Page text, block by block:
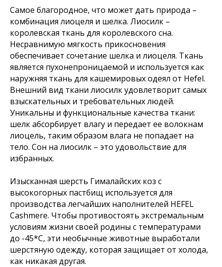
Самое благородное, что может дать природа –
комбинация лиоцеля и шелка. Лиосилк –
королевская ткань для королевского сна.
Несравнимую мягкость прикосновения
обеспечивает сочетание шелка и лиоцеля. Ткань
является пухонепроницаемой и используется как
наружняя ткань для кашемировых одеял от Hefel.
Внешний вид ткани лиосилк удовлетворит самых
взыскательных и требовательных людей.
Уникальны и функциональные качества ткани:
шелк абсорбирует влагу и передает ее волокнам
лиоцель, таким образом влага не попадает на
тело. Сон на лиосилк – это удовольствие для
избранных.
Изысканная шерсть Гималайских коз с
высокогорных пастбищ используется для
производства легчайших наполнителей HEFEL
Cashmere. Чтобы противостоять экстремальным
условиям жизни своей родины с температурами
до -45*С, эти необычные животные выработали
шерстяную одежду, которая защищает от холода,
как никакая другая.